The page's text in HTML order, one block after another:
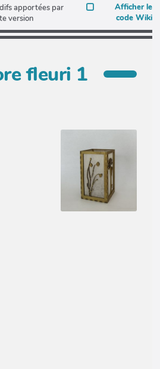
apportées par
version
Afficher le
code Wiki
fleuri 1